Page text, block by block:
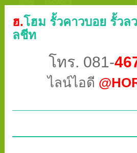
ฮ.โฮม รั้วคาวบอย รั้วล
ลชีท
โทร. 081-
ไลน์ไอดี